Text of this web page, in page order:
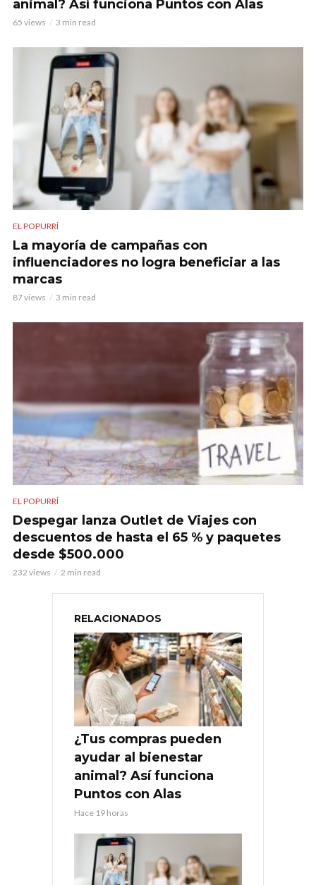
animal? Así funciona Puntos con Alas
65 views 3 min read
EL POPURRÍ
La mayoría de campañas con
influenciadores no logra beneficiar a las
marcas
87 views 3 min read
EL POPURRÍ
Despegar lanza Outlet de Viajes con
descuentos de hasta el 65 % y paquetes
desde $500.000
232 views 2 min read
RELACIONADOS
¿Tus compras pueden
ayudar al bienestar
animal? Así funciona
Puntos con Alas
Hace 19 horas